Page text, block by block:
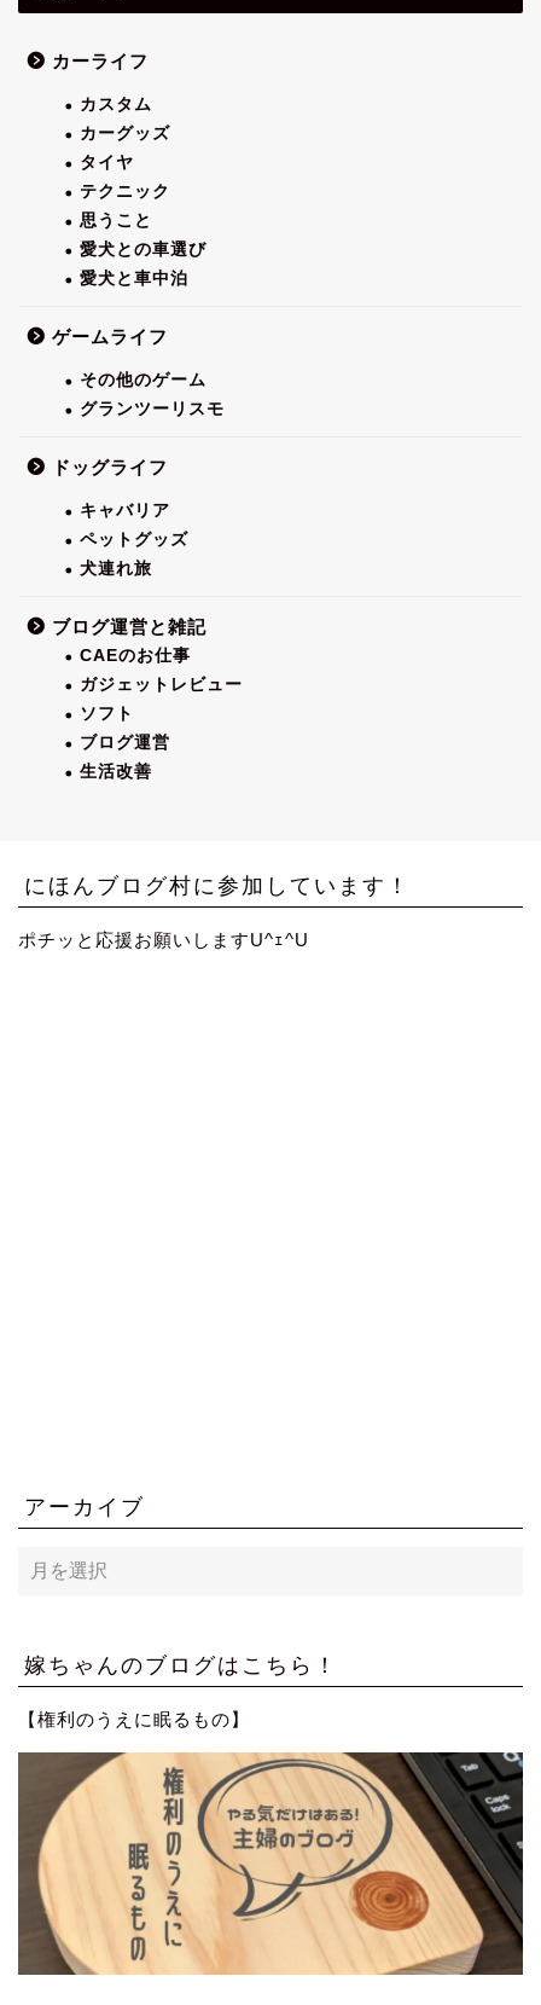
カーライフ
カスタム
カーグッズ
タイヤ
テクニック
思うこと
愛犬との車選び
愛犬と車中泊
ゲームライフ
その他のゲーム
グランツーリスモ
ドッグライフ
キャバリア
ペットグッズ
犬連れ旅
ブログ運営と雑記
CAEのお仕事
ガジェットレビュー
ソフト
ブログ運営
生活改善
にほんブログ村に参加しています！
ポチッと応援お願いしますU^ｪ^U
アーカイブ
ア
ー
ブ
嫁ちゃんのブログはこちら！
【権利のうえに眠るもの】